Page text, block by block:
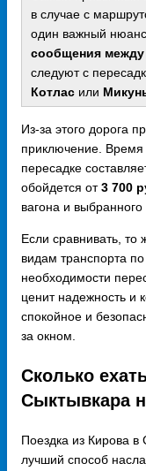
в случае с
один важный
сообщения между
следуют с
Котлас или
Из-за этого дорога
приключение. Время
пересадке
обойдется от3 700
вагона и
Если сравнивать, то
видам транспорта
необходимости
ценит надежность и
спокойное и
за окном.
Сколько
Сыктывкара
Поездка из Кирова
лучший способ